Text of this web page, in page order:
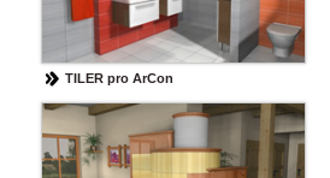
TILER pro ArCon